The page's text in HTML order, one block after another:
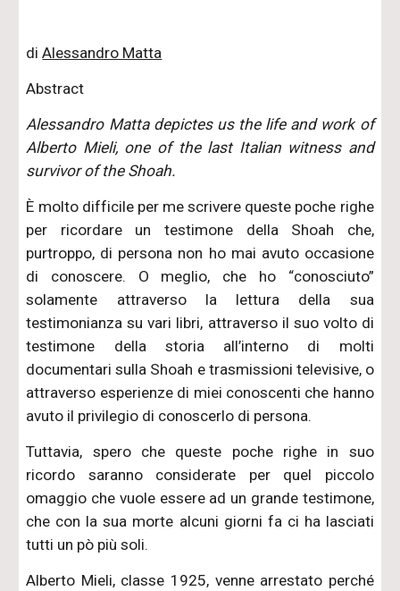
diAlessandro Matta
Abstract
Alessandro Matta depictes us the life and work of
Alberto Mieli, one of the last Italian witness and
survivor of the Shoah.
È molto difficile per me scrivere queste poche righe
per ricordare un testimone della Shoah che,
purtroppo, di persona non ho mai avuto occasione
di conoscere. O meglio, che ho “conosciuto”
solamente attraverso la lettura della sua
testimonianza su vari libri, attraverso il suo volto di
testimone della storia all’interno di molti
documentari sulla Shoah e trasmissioni televisive, o
attraverso esperienze di miei conoscenti che hanno
avuto il privilegio di conoscerlo di persona.
Tuttavia, spero che queste poche righe in suo
ricordo saranno considerate per quel piccolo
omaggio che vuole essere ad un grande testimone,
che con la sua morte alcuni giorni fa ci ha lasciati
tutti un pò più soli.
Alberto Mieli, classe 1925, venne arrestato perché